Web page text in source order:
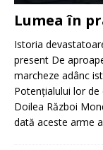
Lumea în
Istoria
present De
marcheze adânc
Potențialului lor
Doilea Război
dată aceste arme